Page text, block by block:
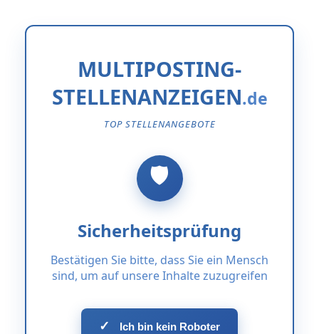
MULTIPOSTING-
STELLENANZEIGEN
TOP STELLENANGEBOTE
Sicherheitsprüfung
Bestätigen Sie bitte, dass Sie ein Mensch
sind, um auf unsere Inhalte zuzugreifen
✓ Ich bin kein Roboter